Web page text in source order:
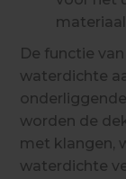
De functie
waterdichte
worden de
met klangen,
waterdichte